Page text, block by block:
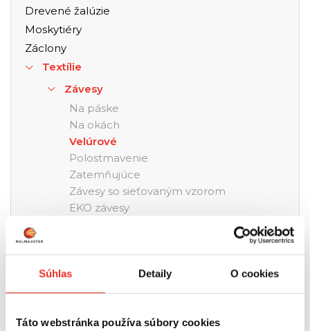
Súhlas Detaily O cookies
Táto webstránka používa súbory cookies
Drevené žalúzie
Moskytiéry
Záclony
Textílie
Závesy
Na páske
Na okách
Velúrové
Polostmavenie
Zatemňujúce
Závesy so sieťovaným vzorom
EKO závesy
Závesové doplnky
Textílie na mieru